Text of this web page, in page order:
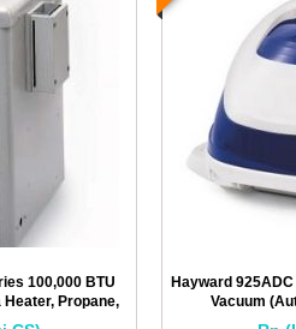
100,000 BTU
Propane,
Hayward
Vacuum